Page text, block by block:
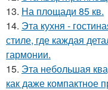
13. На площади 85 кв.
14. Эта кухня -
стиле, где каждая
гармонии.
15. Эта небольшая
как даже компактное